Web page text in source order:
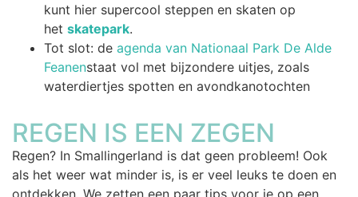
kunt hier supercool steppen en skaten op
het skatepark.
Tot slot: de agenda van Nationaal Park De Alde
Feanenstaat vol met bijzondere uitjes, zoals
waterdiertjes spotten en avondkanotochten
REGEN IS EEN ZEGEN
Regen? In Smallingerland is dat geen probleem! Ook
als het weer wat minder is, is er veel leuks te doen en
ontdekken. We zetten een paar tips voor je op een